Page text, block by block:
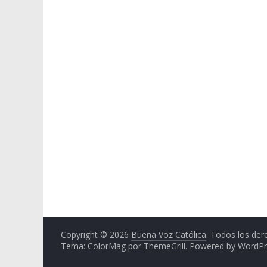
Copyright © 2026 Buena Voz Católica. Todos los
Tema: ColorMag por ThemeGrill. Powered by